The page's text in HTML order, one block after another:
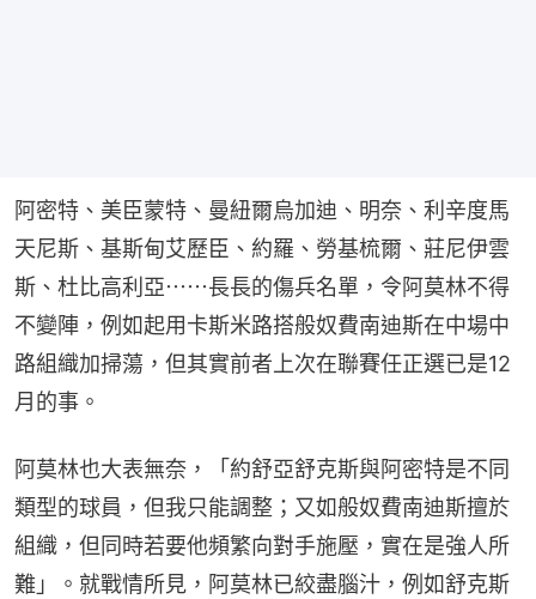
阿密特、美臣蒙特、曼紐爾烏加迪、明奈、利辛度馬
天尼斯、基斯甸艾歷臣、約羅、勞基梳爾、莊尼伊雲
斯、杜比高利亞⋯⋯長長的傷兵名單，令阿莫林不得
不變陣，例如起用卡斯米路搭般奴費南迪斯在中場中
路組織加掃蕩，但其實前者上次在聯賽任正選已是12
月的事。
阿莫林也大表無奈，「約舒亞舒克斯與阿密特是不同
類型的球員，但我只能調整；又如般奴費南迪斯擅於
組織，但同時若要他頻繁向對手施壓，實在是強人所
難」。就戰情所見，阿莫林已絞盡腦汁，例如舒克斯